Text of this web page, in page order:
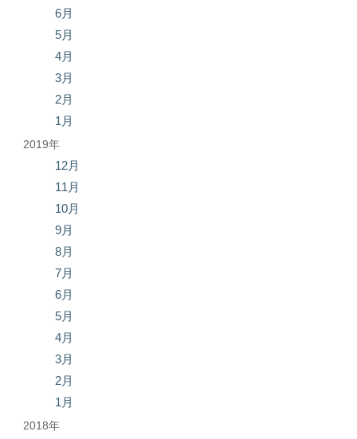
6月
5月
4月
3月
2月
1月
2019年
12月
11月
10月
9月
8月
7月
6月
5月
4月
3月
2月
1月
2018年